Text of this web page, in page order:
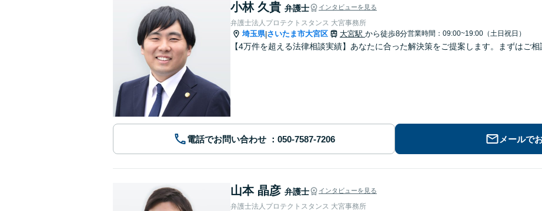
小林 久貴 弁護士 インタビューを見る
弁護士法人プロテクトスタンス 大宮事務所
埼玉県|さいたま市大宮区 大宮駅 から徒歩8分営業時間：09:00~19:00（土日祝日）
【4万件を超える法律相談実績】あなたに合った解決策をご提案します。まずはご相
電話でお問い合わせ メールで
山本 晶彦 弁護士 インタビューを見る
弁護士法人プロテクトスタンス 大宮事務所